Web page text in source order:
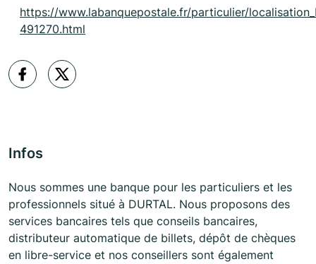
https://www.labanquepostale.fr/particulier/
491270.html
Infos
Nous sommes une banque pour les particuliers et les
professionnels situé à DURTAL. Nous proposons des
services bancaires tels que conseils bancaires,
distributeur automatique de billets, dépôt de chèques
en libre-service et nos conseillers sont également